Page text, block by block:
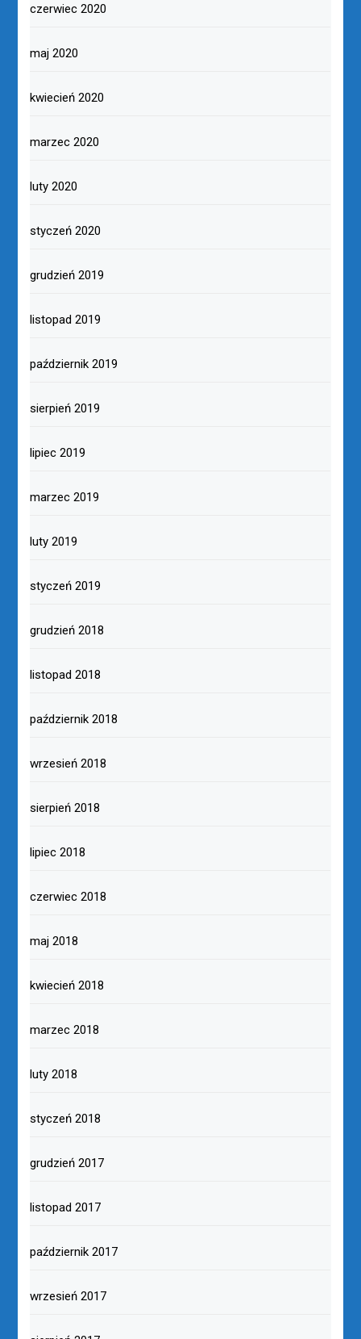
czerwiec 2020
maj 2020
kwiecień 2020
marzec 2020
luty 2020
styczeń 2020
grudzień 2019
listopad 2019
październik 2019
sierpień 2019
lipiec 2019
marzec 2019
luty 2019
styczeń 2019
grudzień 2018
listopad 2018
październik 2018
wrzesień 2018
sierpień 2018
lipiec 2018
czerwiec 2018
maj 2018
kwiecień 2018
marzec 2018
luty 2018
styczeń 2018
grudzień 2017
listopad 2017
październik 2017
wrzesień 2017